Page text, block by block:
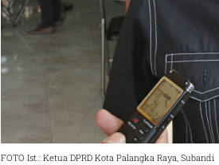
FOTO Ist.: Ketua DPRD Kota Palangka Raya, Subandi